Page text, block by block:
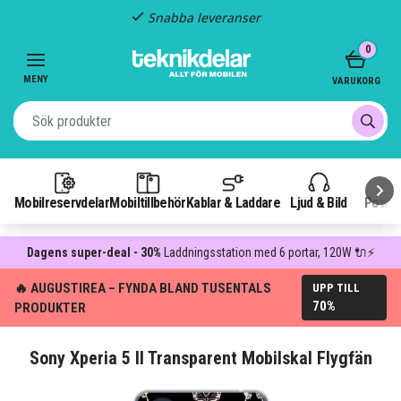
Snabba leveranser
MENY
MobilreservdelarMobiltillbehör Kablar & Laddare Ljud & Bild
0
VARUKORG
Dagens super-deal - 30% Laddningsstation med 6 portar, 120W 🔌⚡
🔥 AUGUSTIREA – FYNDA BLAND TUSENTALS
PRODUKTER
UPP TILL
70%
Sony Xperia 5 II Transparent Mobilskal Flygfän